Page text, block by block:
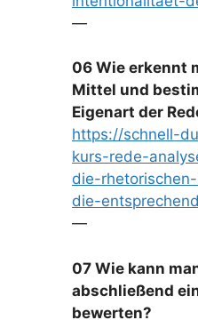
—
06 Wie erkennt
Mittel und
Eigenart der
https://schnell-
kurs-rede-
die-
die-
—
07 Wie kann
abschließend
bewerten?